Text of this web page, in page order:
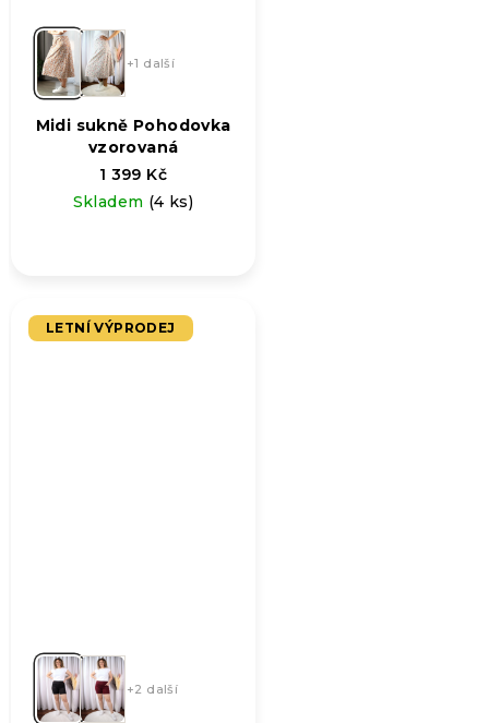
+1 další
Midi sukně Pohodovka
vzorovaná
1 399 Kč
Skladem (4 ks)
LETNÍ VÝPRODEJ
+2 další